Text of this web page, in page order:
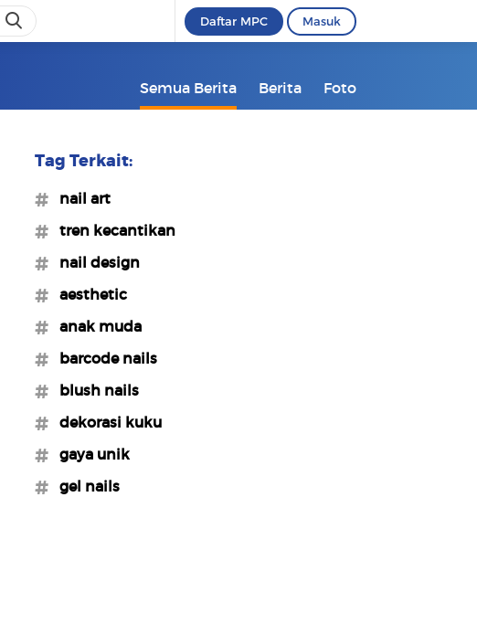
Daftar MPC Masuk
Semua Berita Berita Foto
Tag Terkait:
#nail art
#tren kecantikan
#nail design
#aesthetic
#anak muda
#barcode nails
#blush nails
#dekorasi kuku
#gaya unik
#gel nails